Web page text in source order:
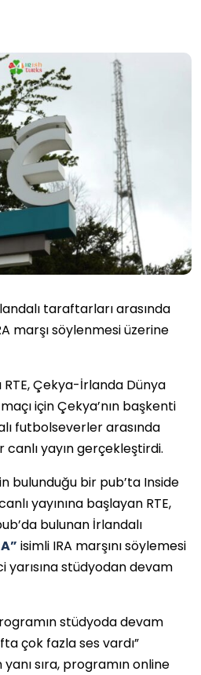
taraftarları arasında
marşı söylenmesi üzerine
RTE, Çekya-İrlanda Dünya
için Çekya’nın başkenti
futbolseverler arasında
yayın gerçekleştirdi.
bulunduğu bir pub’ta Inside
yayınına başlayan RTE,
bulunan İrlandalı
isimli IRA marşını söylemesi
yarısına stüdyodan devam
stüdyoda devam
çok fazla ses vardı”
yanı sıra, programın online